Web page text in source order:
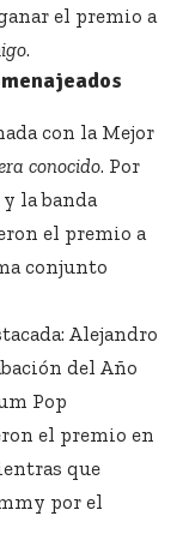
el premio a
.
con la Mejor
conocido. Por
la banda
el premio a
conjunto
Alejandro
del Año
Pop
el premio en
que
por el